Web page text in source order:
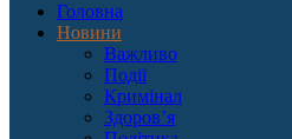
Головна
Новини
Важливо
Події
Кримінал
Здоров’я